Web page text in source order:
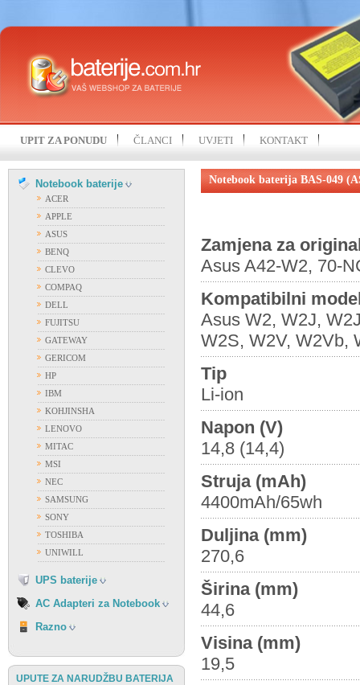
UPIT ZA PONUDU ČLANCI UVJETI KONTAKT
Notebook baterije
ACER
APPLE
ASUS
BENQ
CLEVO
COMPAQ
DELL
FUJITSU
GATEWAY
GERICOM
HP
IBM
KOHJINSHA
LENOVO
MITAC
MSI
NEC
SAMSUNG
SONY
TOSHIBA
UNIWILL
UPS baterije
FIAMM
FIRST POWER
OSTALI PROIZVOĐAČI
VISION
AC Adapteri za Notebook
ACER
APPLE
ASUS
DELL
FUJITSU
GATEWAY
HP
IBM
LENOVO
NEC
SAMSUNG
SONY
TOSHIBA
Razno
UPUTE ZA NARUDŽBU BATERIJA
Notebook baterija BAS-049
Zamjena za
Asus A42-W2, 70-
Kompatibilni
Asus W2, W2J,
W2S, W2V, W2Vb,
Tip
Li-ion
Napon (V)
14,8 (14,4)
Struja (mAh)
4400mAh/65wh
Duljina (mm)
270,6
Širina (mm)
44,6
Visina (mm)
19,5